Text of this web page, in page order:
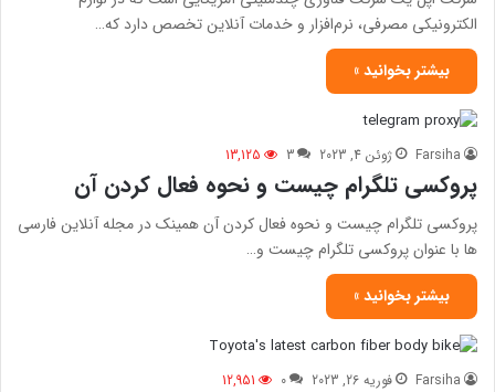
الکترونیکی مصرفی، نرم‌افزار و خدمات آنلاین تخصص دارد که…
بیشتر بخوانید »
Farsiha ژوئن 4, 2023 3
13,125
پروکسی تلگرام چیست و نحوه فعال کردن آن
پروکسی تلگرام چیست و نحوه فعال کردن آن همینک در مجله آنلاین فارسی
ها با عنوان پروکسی تلگرام چیست و…
بیشتر بخوانید »
Farsiha فوریه 26, 2023 0
12,951